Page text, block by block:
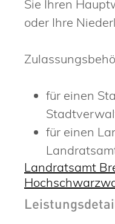
Sie Ihren
oder Ihre
für einen
für einen
Landratsamt